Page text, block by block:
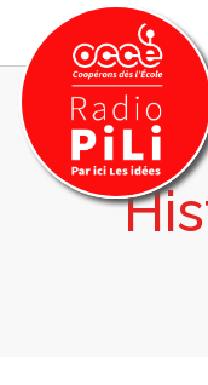
PRÉSENTATION
GRILLE DES